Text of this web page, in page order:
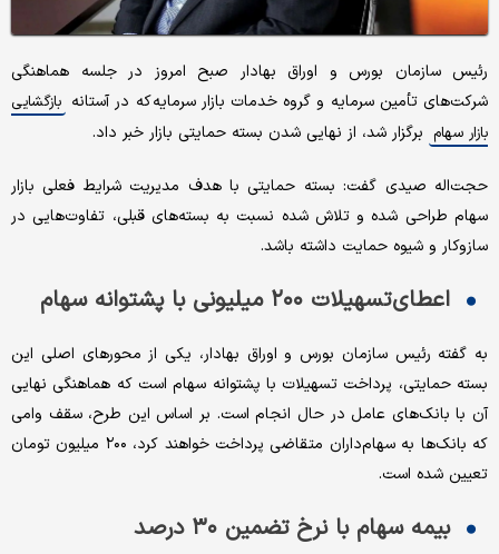
رئیس سازمان بورس و اوراق بهادار صبح امروز در جلسه هماهنگی
شرکت‌های تأمین سرمایه و گروه خدمات بازار سرمایه که در آستانه بازگشایی
بازار سهام برگزار شد، از نهایی شدن بسته حمایتی بازار خبر داد.
حجت‌اله صیدی گفت: بسته حمایتی با هدف مدیریت شرایط فعلی بازار
سهام طراحی شده و تلاش شده نسبت به بسته‌های قبلی، تفاوت‌هایی در
سازوکار و شیوه حمایت داشته باشد.
اعطای تسهیلات ۲۰۰ میلیونی با پشتوانه سهام
به گفته رئیس سازمان بورس و اوراق بهادار، یکی از محورهای اصلی این
بسته حمایتی، پرداخت تسهیلات با پشتوانه سهام است که هماهنگی نهایی
آن با بانک‌های عامل در حال انجام است. بر اساس این طرح، سقف وامی
که بانک‌ها به سهام‌داران متقاضی پرداخت خواهند کرد، ۲۰۰ میلیون تومان
تعیین شده است.
بیمه سهام با نرخ تضمین ۳۰ درصد